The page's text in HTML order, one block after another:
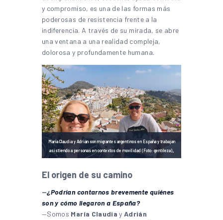
y compromiso, es una de las formas más
poderosas de resistencia frente a la
indiferencia. A través de su mirada, se abre
una ventana a una realidad compleja,
dolorosa y profundamente humana.
María Claudia y Adrián son migrantes argentinos en España y trabajan
asistiendo a personas en contextos de movilidad (Foto: gentileza).
El origen de su camino
—¿Podrían contarnos brevemente quiénes
son y cómo llegaron a España?
—Somos María Claudia yAdrián